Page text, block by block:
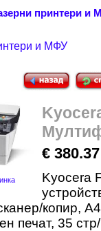
принтери и
и МФУ
€ 380.37
Kyocera
копир,
печат, 35